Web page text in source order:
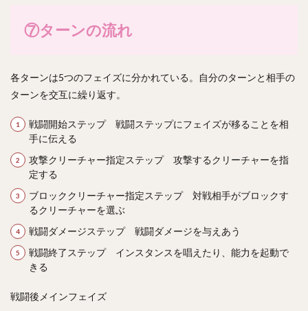
⑦ターンの流れ
各ターンは5つのフェイズに分かれている。自分のターンと相手の
ターンを交互に繰り返す。
戦闘開始ステップ 戦闘ステップにフェイズが移ることを相
手に伝える
攻撃クリーチャー指定ステップ 攻撃するクリーチャーを指
定する
ブロッククリーチャー指定ステップ 対戦相手がブロックす
るクリーチャーを選ぶ
戦闘ダメージステップ 戦闘ダメージを与えあう
戦闘終了ステップ インスタンスを唱えたり、能力を起動で
きる
戦闘後メインフェイズ